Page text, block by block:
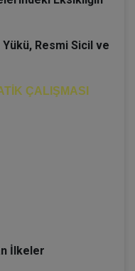
Resmi Sicil ve
ÇALIŞMASI
İlkeler